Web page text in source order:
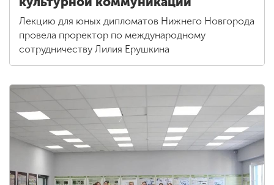
Лекцию для юных дипломатов Нижнего Новгорода
провела проректор по международному
сотрудничеству Лилия Ерушкина